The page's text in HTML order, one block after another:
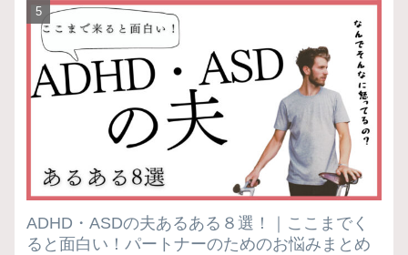
ADHD・ASDの夫あるある８選！｜ここまでく
ると面白い！パートナーのためのお悩みまとめ